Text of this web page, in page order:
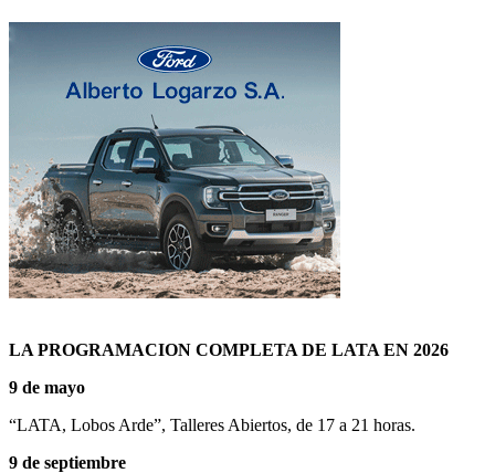
LA PROGRAMACION COMPLETA DE LATA EN 2026
9 de mayo
“LATA, Lobos Arde”, Talleres Abiertos, de 17 a 21 horas.
9 de septiembre